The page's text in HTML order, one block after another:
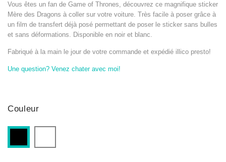
Vous êtes un fan de Game of Thrones, découvrez ce magnifique sticker
Mère des Dragons à coller sur votre voiture. Très facile à poser grâce à
un film de transfert déjà posé permettant de poser le sticker sans bulles
et sans déformations. Disponible en noir et blanc.
Fabriqué à la main le jour de votre commande et expédié illico presto!
Une question? Venez chater avec moi!
Couleur